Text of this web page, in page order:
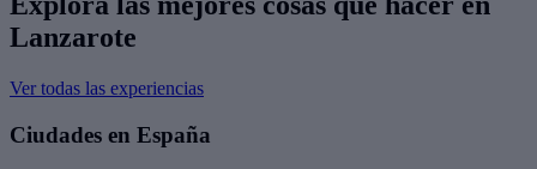
Lanzarote
Ver todas las experiencias
Ciudades en España